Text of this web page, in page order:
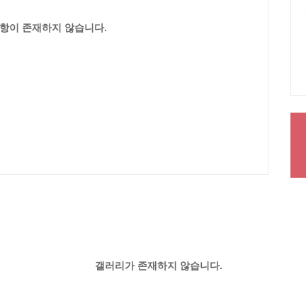
이 존재하지 않습니다.
갤러리가 존재하지 않습니다.